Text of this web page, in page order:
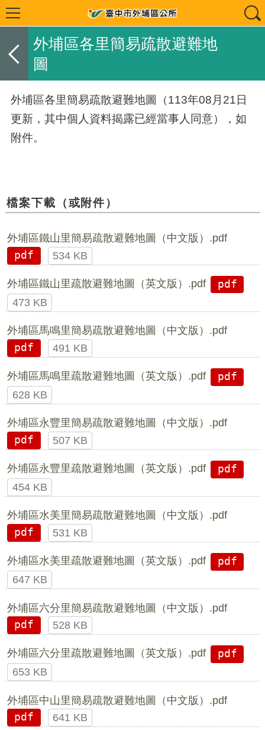
外埔區各里簡易疏散避難地
圖
外埔區各里簡易疏散避難地圖（113年08月21日
更新，其中個人資料揭露已經當事人同意），如
附件。
檔案下載（或附件）
外埔區鐵山里簡易疏散避難地圖（中文版）.pdf
pdf
534 KB
外埔區鐵山里疏散避難地圖（英文版）.pdf
pdf
473 KB
外埔區馬鳴里簡易疏散避難地圖（中文版）.pdf
pdf
491 KB
外埔區馬鳴里疏散避難地圖（英文版）.pdf
pdf
628 KB
外埔區永豐里簡易疏散避難地圖（中文版）.pdf
pdf
507 KB
外埔區永豐里疏散避難地圖（英文版）.pdf
pdf
454 KB
外埔區水美里簡易疏散避難地圖（中文版）.pdf
pdf
531 KB
外埔區水美里疏散避難地圖（英文版）.pdf
pdf
647 KB
外埔區六分里簡易疏散避難地圖（中文版）.pdf
pdf
528 KB
外埔區六分里疏散避難地圖（英文版）.pdf
pdf
653 KB
外埔區中山里簡易疏散避難地圖（中文版）.pdf
pdf
641 KB